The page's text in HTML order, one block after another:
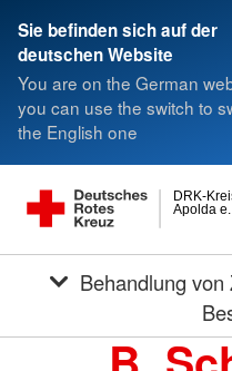
Sie befinden sich auf der
deutschen Website
You are on the German
you can use the switch to
the English one
Apolda e.
DRK-